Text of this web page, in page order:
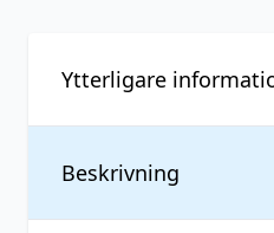
Beskrivning
Ytterligare
Vikt
Batterier